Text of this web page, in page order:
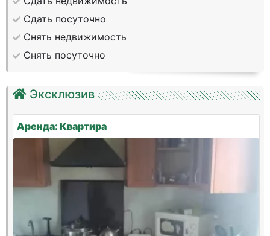
Сдать посуточно
Снять недвижимость
Снять посуточно
Эксклюзив
Аренда: Квартира